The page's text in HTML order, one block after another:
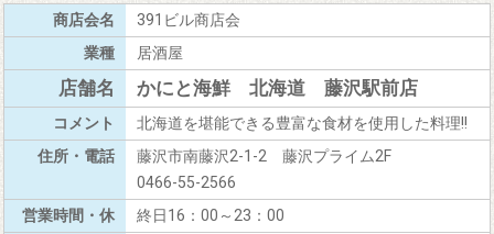
391ビル商店会
居酒屋
かにと海鮮 北海道 藤沢駅前店
北海道を堪能できる豊富な食材を使用した料理!!
藤沢市南藤沢2-1-2 藤沢プライム2F
0466-55-2566
終日16：00～23：00